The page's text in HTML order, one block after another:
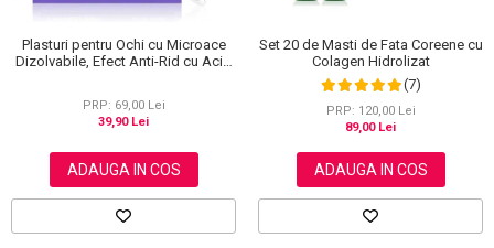
Plasturi pentru Ochi cu Microace
Dizolvabile, Efect Anti-Rid cu Acid
PRP: 69,00 Lei
39,90 Lei
ADAUGA IN COS
Set 20 de Masti de Fata Coreene cu
Colagen Hidrolizat
(7)
PRP: 120,00 Lei
89,00 Lei
ADAUGA IN COS